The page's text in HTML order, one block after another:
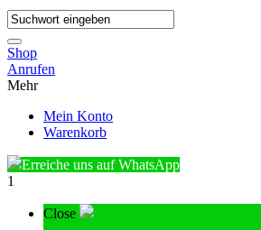
Shop
Anrufen
Mehr
Mein Konto
Warenkorb
Erreiche uns auf WhatsApp
1
Close